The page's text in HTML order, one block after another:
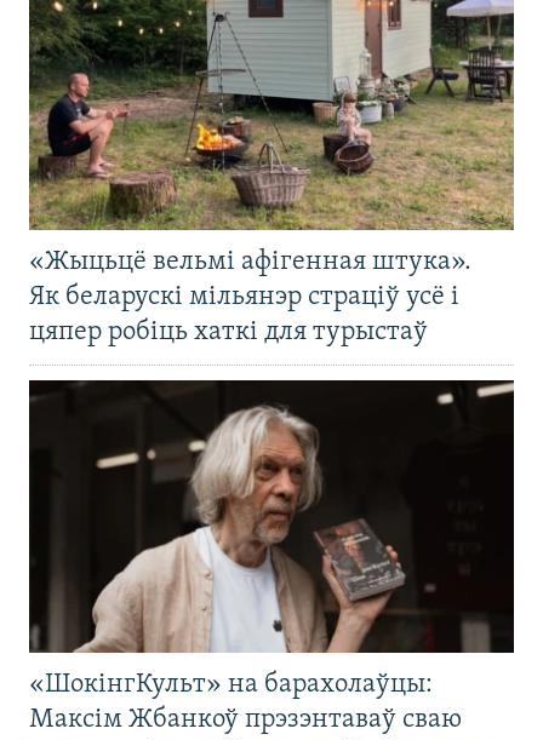
«Жыцьцё вельмі афігенная штука».
Як беларускі мільянэр страціў усё і
цяпер робіць хаткі для турыстаў
«ШокінгКульт» на барахолаўцы:
Максім Жбанкоў прэзэнтаваў сваю